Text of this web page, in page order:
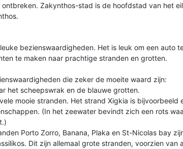
Zakynthos-stad is de hoofdstad van het
bezienswaardigheden. Het is leuk om een auto
te maken naar prachtige stranden en grotten.
die zeker de moeite waard zijn:
het scheepswrak en de blauwe grotten.
mooie stranden. Het strand Xigkia is bijvoorbeeld
(In het zeewater bevindt zich een rots
Porto Zorro, Banana, Plaka en St-Nicolas bay
Dit zijn allemaal grote stranden, voorzien van